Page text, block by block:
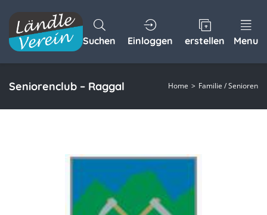
Suchen Einloggen erstellen Menu
Seniorenclub – Raggal Home Familie / Senioren